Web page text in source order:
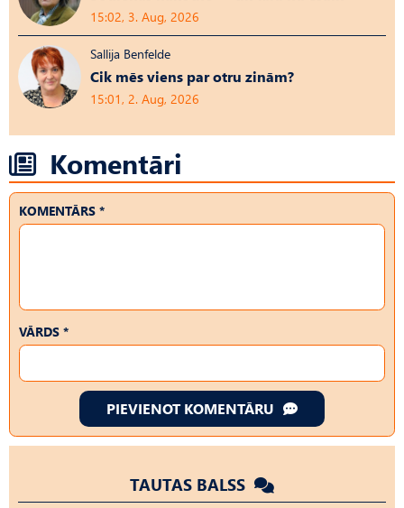
15:02, 3. Aug, 2026
Sallija Benfelde
Cik mēs viens par otru zinām?
15:01, 2. Aug, 2026
Komentāri
KOMENTĀRS *
VĀRDS *
PIEVIENOT KOMENTĀRU
TAUTAS BALSS